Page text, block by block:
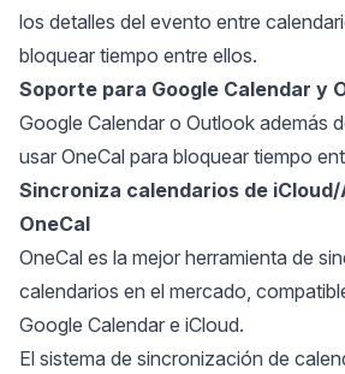
los detalles del evento entre
bloquear tiempo entre ellos.
Soporte para Google Calendar y
Google Calendar o Outlook además
usar OneCal para bloquear tiempo
Sincroniza calendarios de
OneCal
OneCal es la mejor herramienta de
calendarios en el mercado,
Google Calendar e iCloud.
El sistema de sincronización de